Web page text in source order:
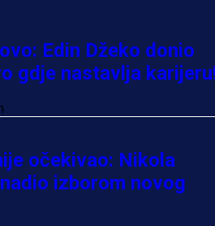
Edin Džeko donio
gdje nastavlja
očekivao: Nikola
izborom novog